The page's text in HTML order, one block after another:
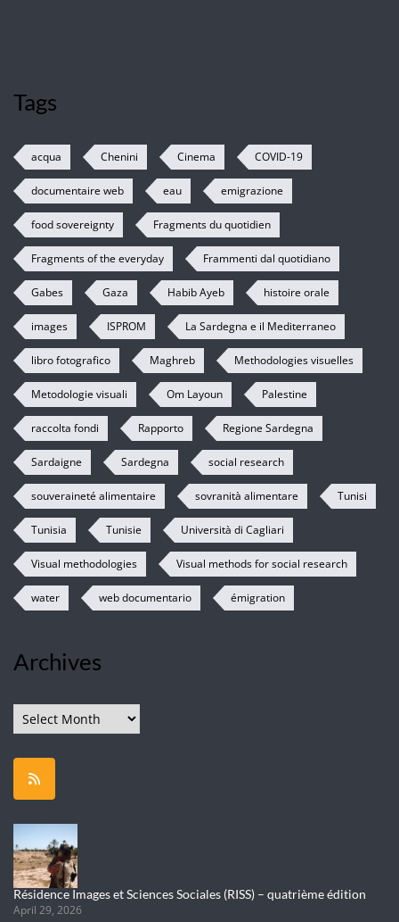
Tags
acqua Chenini Cinema COVID-19
documentaire web eau emigrazione
food sovereignty Fragments du quotidien
Fragments of the everyday Frammenti dal quotidiano
Gabes Gaza Habib Ayeb histoire orale
images ISPROM La Sardegna e il Mediterraneo
libro fotografico Maghreb Methodologies visuelles
Metodologie visuali Om Layoun Palestine
raccolta fondi Rapporto Regione Sardegna
Sardaigne Sardegna social research
souveraineté alimentaire sovranità alimentare Tunisi
Tunisia Tunisie Università di Cagliari
Visual methodologies Visual methods for social research
water web documentario émigration
Archives
Archives
Résidence Images et Sciences Sociales (RISS) – quatrième édition
April 29, 2026